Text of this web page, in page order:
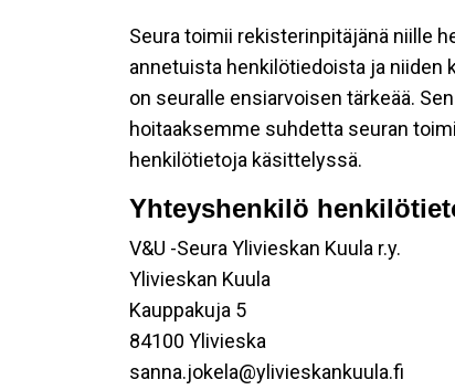
Seura toimii rekisterinpitäjänä niille
annetuista henkilötiedoista ja
on seuralle ensiarvoisen tärkeää.
hoitaaksemme suhdetta seuran
henkilötietoja käsittelyssä.
Yhteyshenkilö
V&U -Seura Ylivieskan Kuula r.y.
Ylivieskan Kuula
Kauppakuja 5
84100 Ylivieska
sanna.jokela@ylivieskankuula.fi